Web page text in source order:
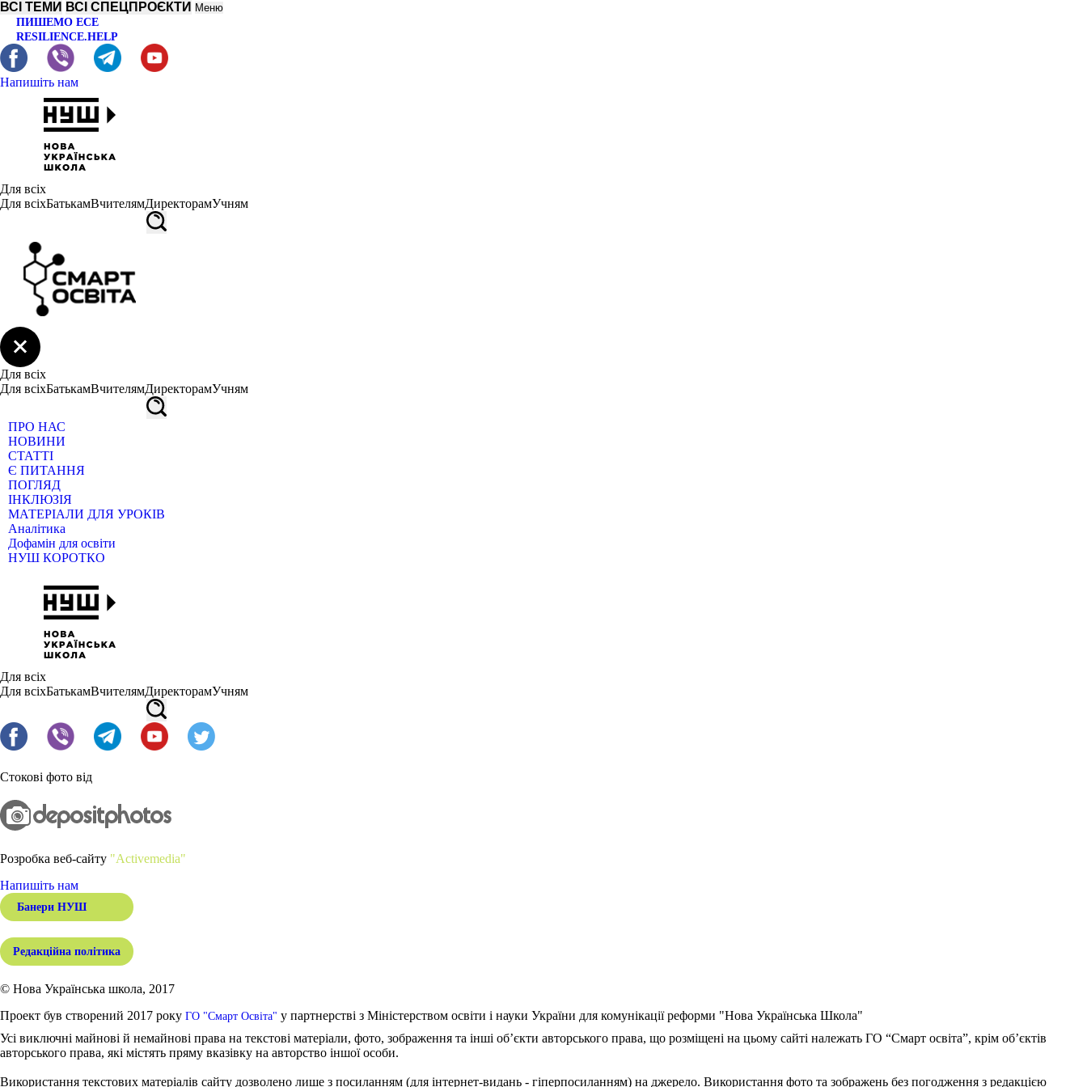
ВСІ ТЕМИ ВСІ СПЕЦПРОЄКТИ Меню
ПИШЕМО ЕСЕ
RESILIENCE.HELP
Напишіть нам
Для всіх
Для всіхБатькамВчителямДиректорамУчням
Для всіх
Для всіхБатькамВчителямДиректорамУчням
ПРО НАС
НОВИНИ
СТАТТІ
Є ПИТАННЯ
ПОГЛЯД
ІНКЛЮЗІЯ
МАТЕРІАЛИ ДЛЯ УРОКІВ
Аналітика
Дофамін для освіти
НУШ КОРОТКО
Для всіх
Для всіхБатькамВчителямДиректорамУчням
Стокові фото від
Розробка веб-сайту "Activemedia"
Напишіть нам
Банери НУШ
Редакційна політика
© Нова Українська школа, 2017
Проект був створений 2017 року ГО "Смарт Освіта" у партнерстві з Міністерством освіти і науки України для комунікації реформи "Нова Українська Школа"
Усі виключні майнові й немайнові права на текстові матеріали, фото, зображення та інші об’єкти авторського права, що розміщені на цьому сайті належать ГО “Смарт освіта”, крім об’єктів
авторського права, які містять пряму вказівку на авторство іншої особи.
Використання текстових матеріалів сайту дозволено лише з посиланням (для інтернет-видань - гіперпосиланням) на джерело. Використання фото та зображень без погодження з редакцією